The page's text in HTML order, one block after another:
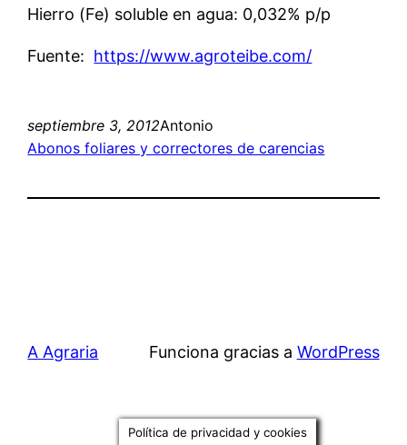
Hierro (Fe) soluble en agua: 0,032% p/p
Fuente: https://www.agroteibe.com/
septiembre 3, 2012Antonio
Abonos foliares y correctores de carencias
A Agraria Funciona gracias a WordPress
Política de privacidad y cookies